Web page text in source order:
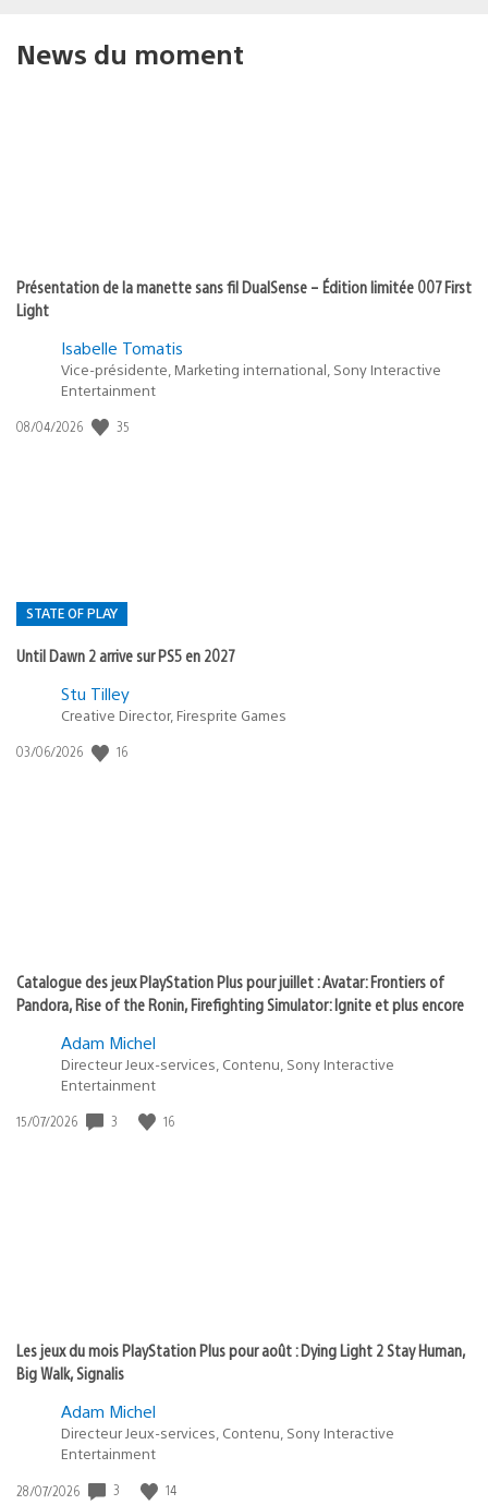
News du moment
Présentation de la manette sans fil DualSense – Édition limitée 007 First
Light
Isabelle Tomatis
Vice-présidente, Marketing international, Sony Interactive
Entertainment
Date
08/04/2026 35
STATE OF PLAY
Until Dawn 2 arrive sur PS5 en 2027
Postée
:
Stu Tilley
Creative Director, Firesprite Games
Date
03/06/2026 16
Catalogue des jeux PlayStation Plus pour juillet : Avatar: Frontiers of
Pandora, Rise of the Ronin, Firefighting Simulator: Ignite et plus encore
Adam Michel
Directeur Jeux-services, Contenu, Sony Interactive
Entertainment
Date
15/07/2026 3 16
Les jeux du mois PlayStation Plus pour août : Dying Light 2 Stay Human,
Big Walk, Signalis
Adam Michel
Directeur Jeux-services, Contenu, Sony Interactive
Entertainment
Date
28/07/2026 3 14